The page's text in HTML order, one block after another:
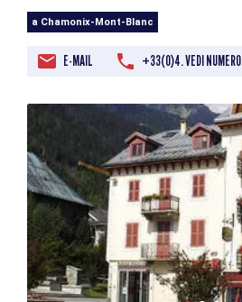
a Chamonix-Mont-Blanc
E-MAIL +33(0)4. VEDI NUMERO